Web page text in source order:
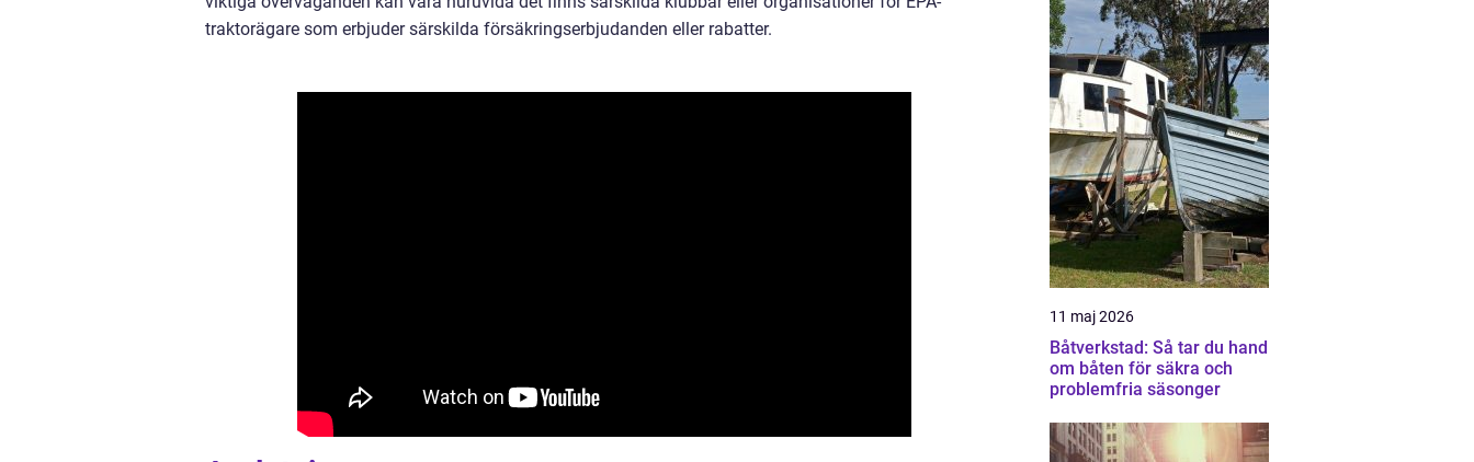
traktorägare som erbjuder särskilda försäkringserbjudanden eller rabatter.
11 maj 2026
Båtverkstad: Så tar du hand
om båten för säkra och
problemfria säsonger